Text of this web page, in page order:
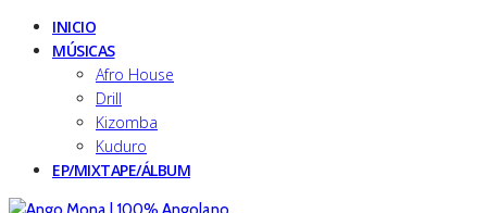
INICIO
MÚSICAS
Afro House
Drill
Kizomba
Kuduro
EP/MIXTAPE/ÁLBUM